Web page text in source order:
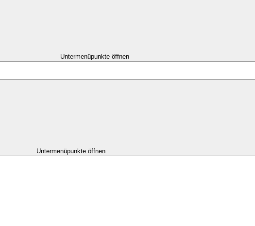
Untermenüpunkte öffnen
Untermenüpunkte öffnen